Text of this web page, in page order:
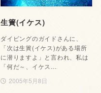
生簀(イケス)
ダイビングのガイドさんに、
「次は生簀(イケス)がある場所
に潜りますよ」と言われ、私は
「何だ～、イケス…
2005年5月8日